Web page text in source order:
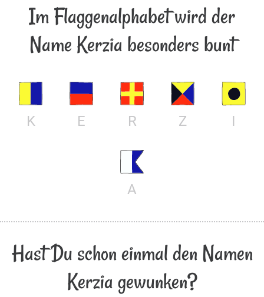
Im Flaggenalphabet wird der
Name Kerzia besonders bunt
K E R Z I
A
Hast Du schon einmal den Namen
Kerzia gewunken?